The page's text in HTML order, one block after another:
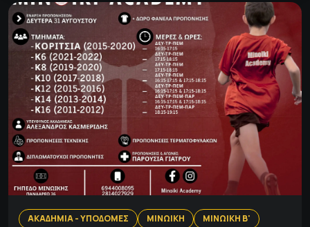
ΑΚΑΔΗΜΙΑ - ΥΠΟΔΟΜΕΣ ΜΙΝΩΙΚΗ ΜΙΝΩΙΚΗ Β'